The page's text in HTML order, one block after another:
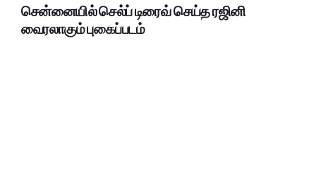
சென்னையில் செல்ப் டிரைவ் செய்த ரஜினி
வைரலாகும் புகைப்படம்